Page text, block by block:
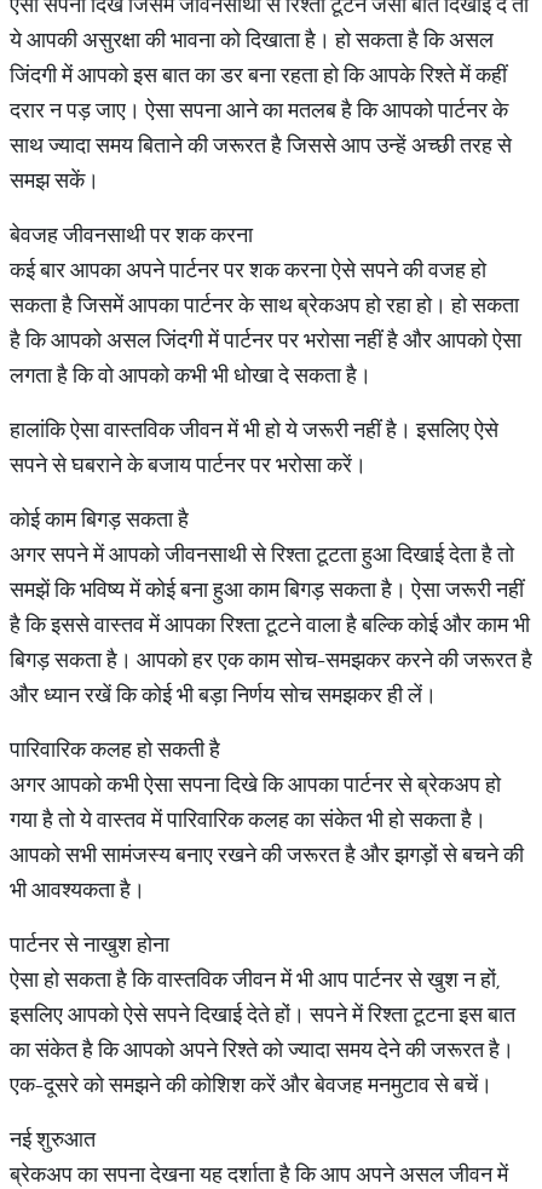
ये आपकी असुरक्षा की भावना को दिखाता है। हो सकता है कि असल
जिंदगी में आपको इस बात का डर बना रहता हो कि आपके रिश्ते में कहीं
दरार न पड़ जाए। ऐसा सपना आने का मतलब है कि आपको पार्टनर के
साथ ज्यादा समय बिताने की जरूरत है जिससे आप उन्हें अच्छी तरह से
समझ सकें।
बेवजह जीवनसाथी पर शक करना
कई बार आपका अपने पार्टनर पर शक करना ऐसे सपने की वजह हो
सकता है जिसमें आपका पार्टनर के साथ ब्रेकअप हो रहा हो। हो सकता
है कि आपको असल जिंदगी में पार्टनर पर भरोसा नहीं है और आपको ऐसा
लगता है कि वो आपको कभी भी धोखा दे सकता है।
हालांकि ऐसा वास्तविक जीवन में भी हो ये जरूरी नहीं है। इसलिए ऐसे
सपने से घबराने के बजाय पार्टनर पर भरोसा करें।
कोई काम बिगड़ सकता है
अगर सपने में आपको जीवनसाथी से रिश्ता टूटता हुआ दिखाई देता है तो
समझें कि भविष्य में कोई बना हुआ काम बिगड़ सकता है। ऐसा जरूरी नहीं
है कि इससे वास्तव में आपका रिश्ता टूटने वाला है बल्कि कोई और काम भी
बिगड़ सकता है। आपको हर एक काम सोच-समझकर करने की जरूरत है
और ध्यान रखें कि कोई भी बड़ा निर्णय सोच समझकर ही लें।
पारिवारिक कलह हो सकती है
अगर आपको कभी ऐसा सपना दिखे कि आपका पार्टनर से ब्रेकअप हो
गया है तो ये वास्तव में पारिवारिक कलह का संकेत भी हो सकता है।
आपको सभी सामंजस्य बनाए रखने की जरूरत है और झगड़ों से बचने की
भी आवश्यकता है।
पार्टनर से नाखुश होना
ऐसा हो सकता है कि वास्तविक जीवन में भी आप पार्टनर से खुश न हों,
इसलिए आपको ऐसे सपने दिखाई देते हों। सपने में रिश्ता टूटना इस बात
का संकेत है कि आपको अपने रिश्ते को ज्यादा समय देने की जरूरत है।
एक-दूसरे को समझने की कोशिश करें और बेवजह मनमुटाव से बचें।
नई शुरुआत
ब्रेकअप का सपना देखना यह दर्शाता है कि आप अपने असल जीवन में